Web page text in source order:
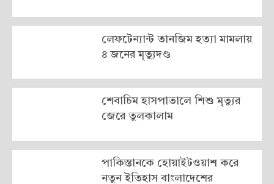
লেফটেন্যান্ট তানজিম হত্যা মামলায়
৪ জনের মৃত্যুদণ্ড
শেবাচিম হাসপাতালে শিশু মৃত্যুর
জেরে তুলকালাম
পাকিস্তানকে হোয়াইটওয়াশ করে
নতুন ইতিহাস বাংলাদেশের